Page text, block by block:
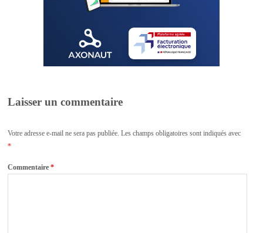
Laisser un commentaire
Votre adresse e-mail ne sera pas publiée. Les champs obligatoires sont indiqués avec
*
Commentaire*